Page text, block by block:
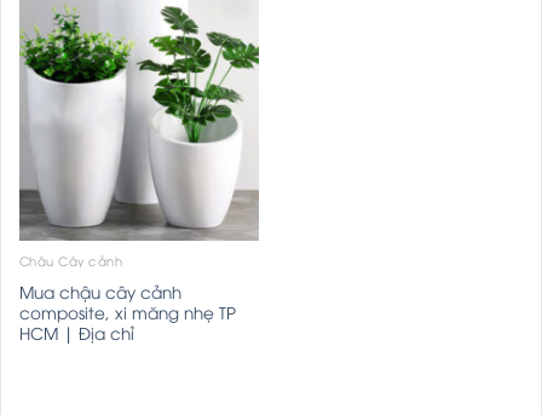
Chậu Cây cảnh
Mua chậu cây cảnh
composite, xi măng nhẹ TP
HCM | Địa chỉ